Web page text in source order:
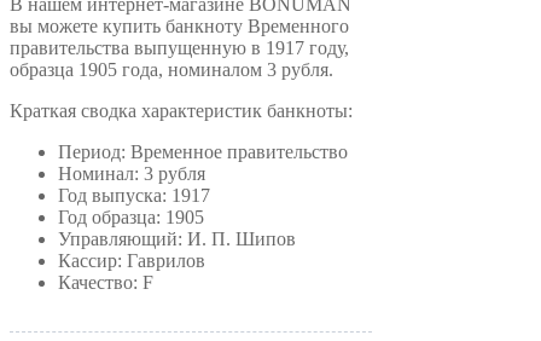
вы можете купить банкноту Временного
правительства выпущенную в 1917 году,
образца 1905 года, номиналом 3 рубля.
Краткая сводка характеристик банкноты:
Период: Временное правительство
Номинал: 3 рубля
Год выпуска: 1917
Год образца: 1905
Управляющий: И. П. Шипов
Кассир: Гаврилов
Качество: F